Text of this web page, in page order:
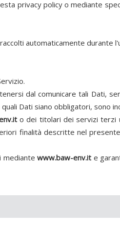
privacy policy o mediante
automaticamente durante
dal comunicare tali Dati,
Dati siano obbligatori, sono
o dei titolari dei servizi terzi
finalità descritte nel
mediantewww.baw-env.it e